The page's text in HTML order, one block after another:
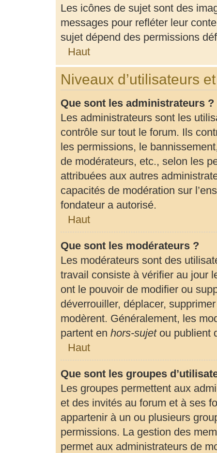
Les icônes de sujet sont des
messages pour refléter leur
sujet dépend des permissions
Haut
Niveaux d’utilisateurs
Que sont les administrateurs ?
Les administrateurs sont les
contrôle sur tout le forum. Ils
les permissions, le
de modérateurs, etc., selon les
attribuées aux autres
capacités de modération sur
fondateur a autorisé.
Haut
Que sont les modérateurs ?
Les modérateurs sont des
travail consiste à vérifier au jour
ont le pouvoir de modifier ou
déverrouiller, déplacer,
modèrent. Généralement, les
partent en hors-sujetou publient
Haut
Que sont les groupes
Les groupes permettent aux
et des invités au forum et à ses
appartenir à un ou plusieurs
permissions. La gestion des
permet aux administrateurs de